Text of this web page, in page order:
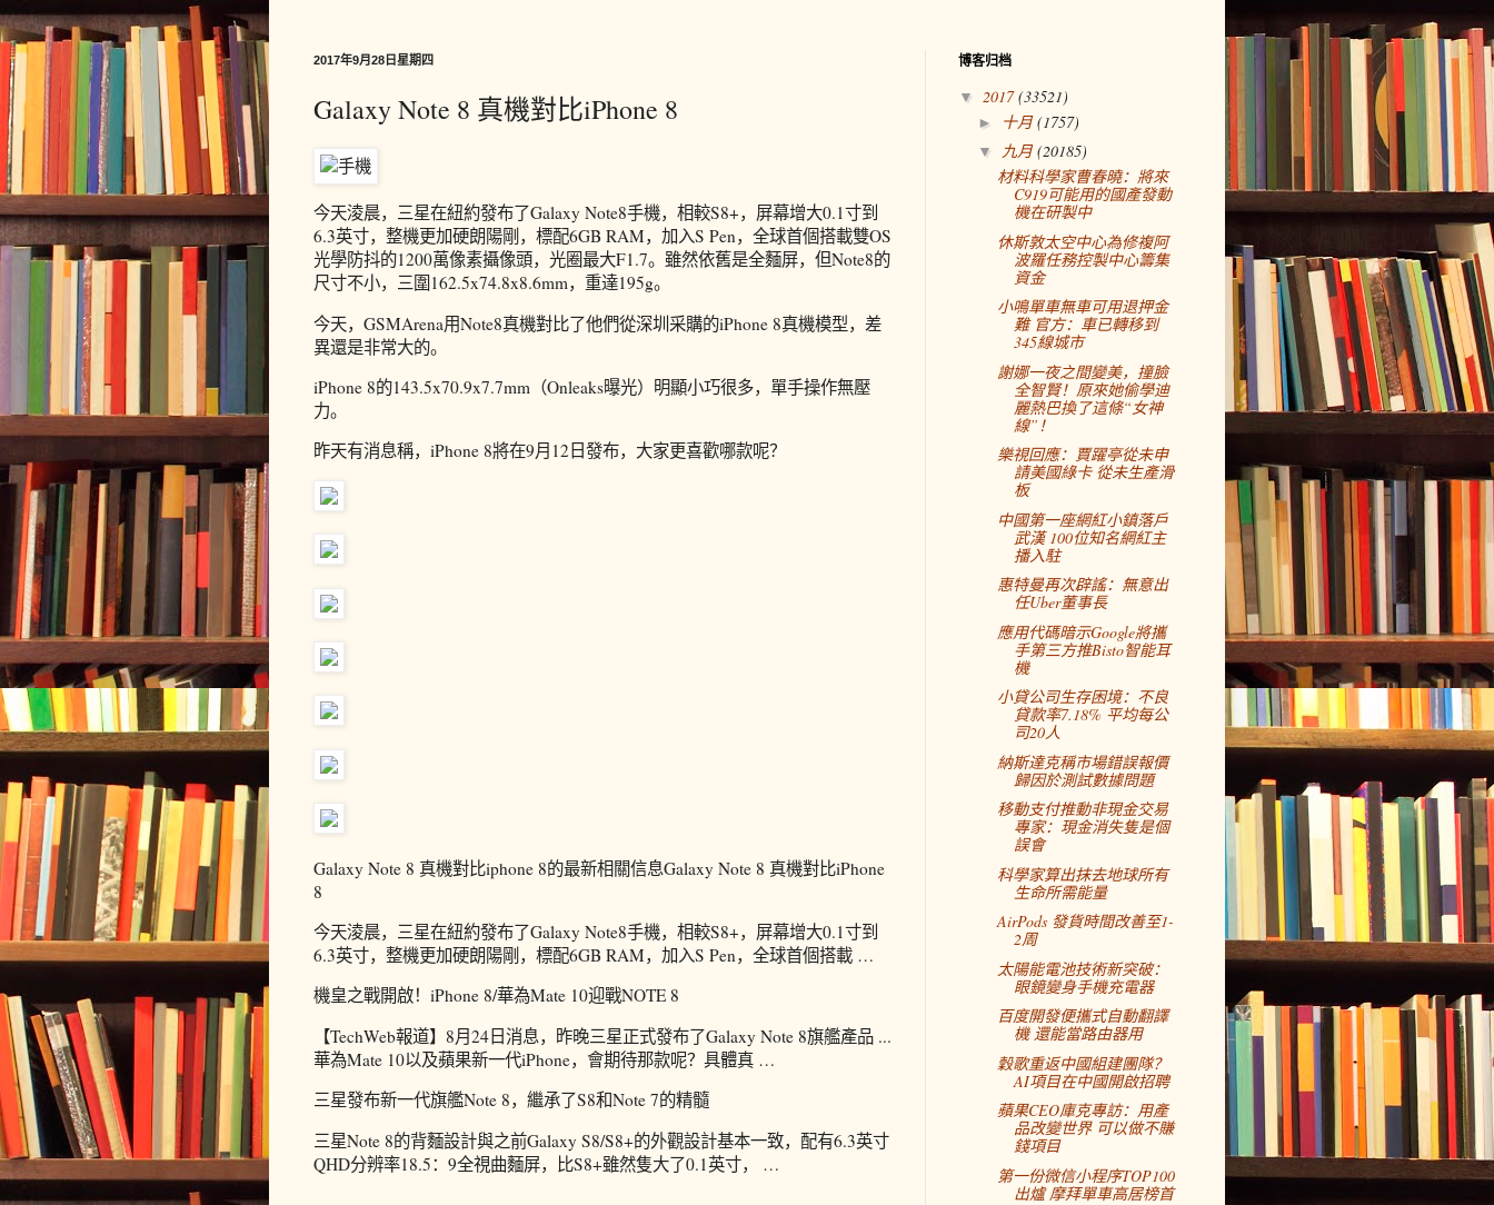
2017年9月28日星期四
Galaxy Note 8 真機對比iPhone 8
今天淩晨，三星在紐約發布了Galaxy Note8手機，相較S8+，屏幕增大0.1寸到
6.3英寸，整機更加硬朗陽剛，標配6GB RAM，加入S Pen，全球首個搭載雙OS
光學防抖的1200萬像素攝像頭，光圈最大F1.7。雖然依舊是全麵屏，但Note8的
尺寸不小，三圍162.5x74.8x8.6mm，重達195g。
今天，GSMArena用Note8真機對比了他們從深圳采購的iPhone 8真機模型，差
異還是非常大的。
iPhone 8的143.5x70.9x7.7mm（Onleaks曝光）明顯小巧很多，單手操作無壓
力。
昨天有消息稱，iPhone 8將在9月12日發布，大家更喜歡哪款呢？
Galaxy Note 8 真機對比iphone 8的最新相關信息Galaxy Note 8 真機對比iPhone
8
今天淩晨，三星在紐約發布了Galaxy Note8手機，相較S8+，屏幕增大0.1寸到
6.3英寸，整機更加硬朗陽剛，標配6GB RAM，加入S Pen，全球首個搭載 …
機皇之戰開啟！iPhone 8/華為Mate 10迎戰NOTE 8
【TechWeb報道】8月24日消息，昨晚三星正式發布了Galaxy Note 8旗艦產品 ...
華為Mate 10以及蘋果新一代iPhone，會期待那款呢？具體真 …
三星發布新一代旗艦Note 8，繼承了S8和Note 7的精髓
三星Note 8的背麵設計與之前Galaxy S8/S8+的外觀設計基本一致，配有6.3英寸
QHD分辨率18.5：9全視曲麵屏，比S8+雖然隻大了0.1英寸， …
博客归档
▼ 2017(33521)
► 十月(1757)
▼ 九月(20185)
材料科學家曹春曉：將來
C919可能用的國產發動
機在研製中
休斯敦太空中心為修複阿
波羅任務控製中心籌集
資金
小鳴單車無車可用退押金
難 官方：車已轉移到
345線城市
謝娜一夜之間變美，撞臉
全智賢！原來她偷學迪
麗熱巴換了這條“女神
線”！
樂視回應：賈躍亭從未申
請美國綠卡 從未生產滑
板
中國第一座網紅小鎮落戶
武漢 100位知名網紅主
播入駐
惠特曼再次辟謠：無意出
任Uber董事長
應用代碼暗示Google將攜
手第三方推Bisto智能耳
機
小貸公司生存困境：不良
貸款率7.18% 平均每公
司20人
納斯達克稱市場錯誤報價
歸因於測試數據問題
移動支付推動非現金交易
專家：現金消失隻是個
誤會
科學家算出抹去地球所有
生命所需能量
AirPods 發貨時間改善至1-
2周
太陽能電池技術新突破：
眼鏡變身手機充電器
百度開發便攜式自動翻譯
機 還能當路由器用
穀歌重返中國組建團隊？
AI項目在中國開啟招聘
蘋果CEO庫克專訪：用產
品改變世界 可以做不賺
錢項目
第一份微信小程序TOP100
出爐 摩拜單車高居榜首